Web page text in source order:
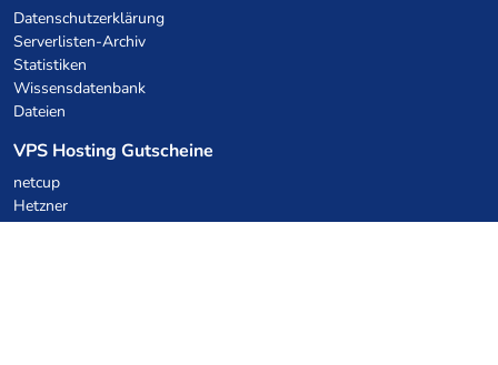
Datenschutzerklärung
Serverlisten-Archiv
Statistiken
Wissensdatenbank
Dateien
VPS Hosting Gutscheine
netcup
Hetzner
SkillHost.pl